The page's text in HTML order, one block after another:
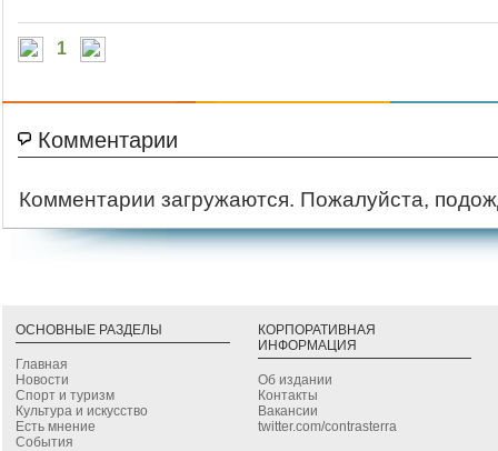
1
Комментарии
Комментарии загружаются. Пожалуйста,
ОСНОВНЫЕ РАЗДЕЛЫ
Главная
Новости
Спорт и туризм
Культура и искусство
Есть мнение
События
КОРПОРАТИВНАЯ
ИНФОРМАЦИЯ
Об издании
Контакты
Вакансии
twitter.com/contrasterra